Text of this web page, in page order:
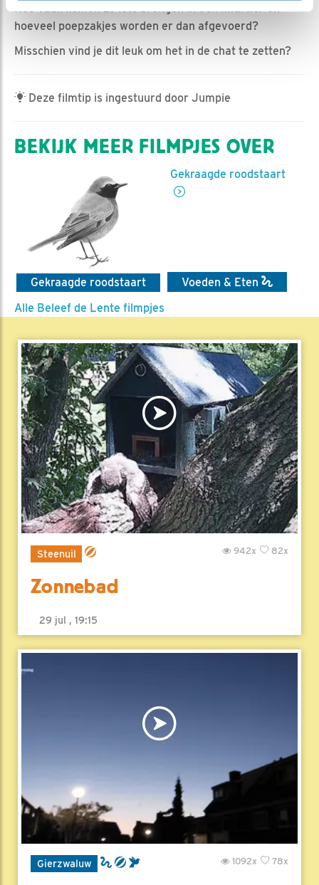
Hoe vaak komen ze iets brengen in een kwartier en
hoeveel poepzakjes worden er dan afgevoerd?
Misschien vind je dit leuk om het in de chat te zetten?
Deze filmtip is ingestuurd door Jumpie
BEKIJK MEER FILMPJES OVER
Gekraagde roodstaart
Gekraagde roodstaart
Voeden & Eten
Alle Beleef de Lente filmpjes
Steenuil 82x
942x
Zonnebad
29 jul , 19:15
Gierzwaluw 78x
1092x